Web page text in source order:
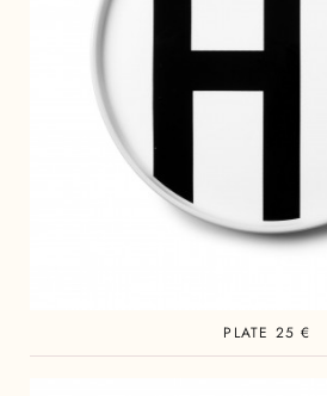
PLATE 25 €